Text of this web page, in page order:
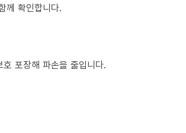
께 확인합니다.
포장해 파손을 줄입니다.